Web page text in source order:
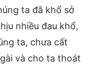
ta đã khổ sở
nhiều đau khổ,
ta, chưa cất
và cho ta thoát